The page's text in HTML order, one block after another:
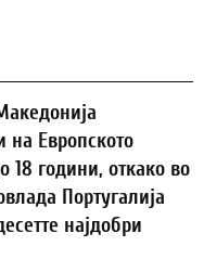
на Европското
18 години, откако во
Португалија
најдобри